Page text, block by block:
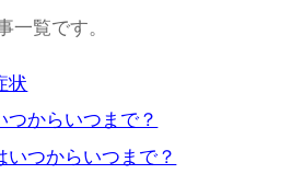
一覧です。
状
つからいつまで？
いつからいつまで？